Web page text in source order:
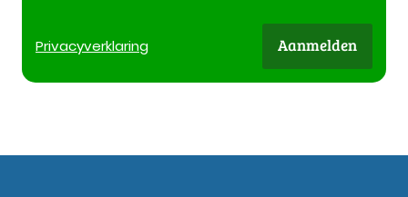
Privacyverklaring Aanmelden